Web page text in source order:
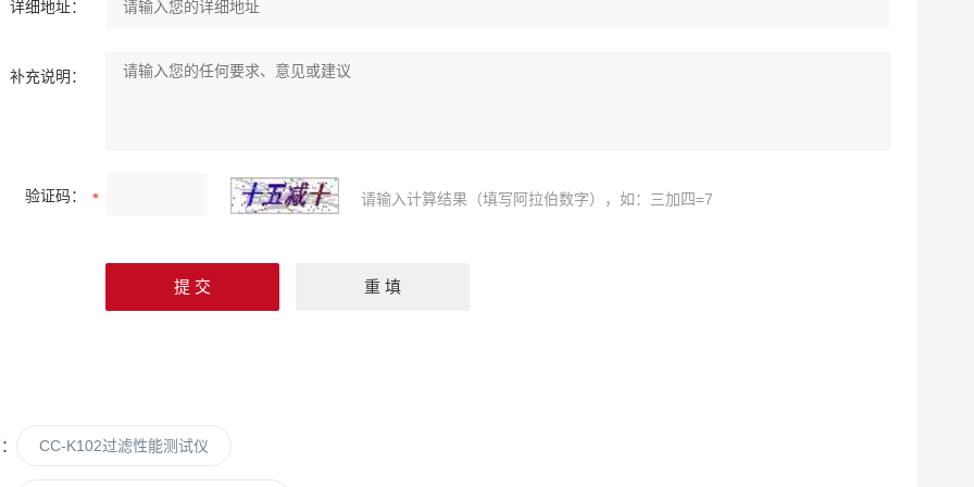
详细地址：
补充说明：
验证码： 请输入计算结果（填写阿拉伯数字），如：三加四=7
CC-K102过滤性能测试仪